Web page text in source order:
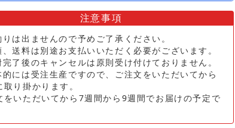
注意事項
は出ませんので予めご了承ください。
送料は別途お支払いいただく必要がございます。
了後のキャンセルは原則受け付けておりません。
には受注生産ですので、ご注文をいただいてから
取り掛かります。
をいただいてから7週間から9週間でお届けの予定で